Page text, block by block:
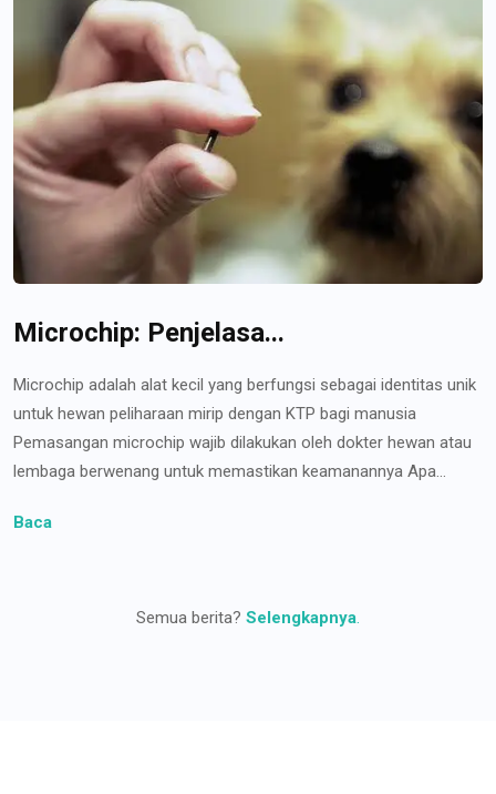
Microchip: Penjelasa...
Microchip adalah alat kecil yang berfungsi sebagai identitas unik
untuk hewan peliharaan mirip dengan KTP bagi manusia
Pemasangan microchip wajib dilakukan oleh dokter hewan atau
lembaga berwenang untuk memastikan keamanannya Apa...
Baca
Semua berita? Selengkapnya.